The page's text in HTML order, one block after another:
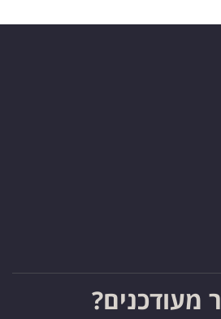
מעודכנים?